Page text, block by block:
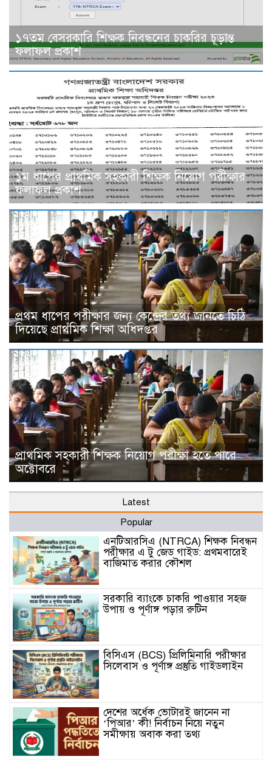
১৭তম বেসরকারি শিক্ষক নিবন্ধনের চাকরির চূড়ান্ত
ফলাফল প্রকাশ
১ম ধাপের প্রাথমিক সহকারী শিক্ষক নিয়োগ পরীক্ষার
ফলাফল প্রকাশ
প্রথম ধাপের পরীক্ষার জন্য কেন্দ্রের তথ্য জানতে চিঠি
দিয়েছে প্রাথমিক শিক্ষা অধিদপ্তর
প্রাথমিক সহকারী শিক্ষক নিয়োগ পরীক্ষা হতে পারে
অক্টোবরে
Latest
Popular
এনটিআরসিএ (NTRCA) শিক্ষক নিবন্ধন
পরীক্ষার এ টু জেড গাইড: প্রথমবারেই
বাজিমাত করার কৌশল
সরকারি ব্যাংকে চাকরি পাওয়ার সহজ
উপায় ও পূর্ণাঙ্গ পড়ার রুটিন
বিসিএস (BCS) প্রিলিমিনারি পরীক্ষার
সিলেবাস ও পূর্ণাঙ্গ প্রস্তুতি গাইডলাইন
দেশের অর্ধেক ভোটারই জানেন না
‘পিআর’ কী! নির্বাচন নিয়ে নতুন
সমীক্ষায় অবাক করা তথ্য